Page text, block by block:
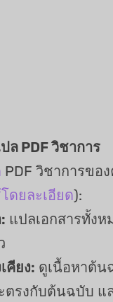
ล PDF วิชาการ
PDF วิชาการขอ
ดยละเอียด):
แปลเอกสารทั้ง
คียง: ดูเนื้อหาต้น
ตรงกับต้นฉบับ แ